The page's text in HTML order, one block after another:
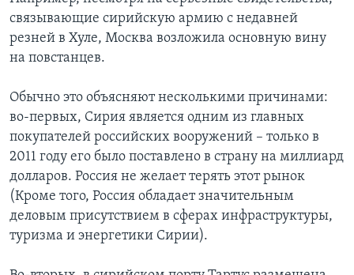
связывающие сирийскую армию с недавней
резней в Хуле, Москва возложила основную вину
на повстанцев.
Обычно это объясняют несколькими причинами:
во-первых, Сирия является одним из главных
покупателей российских вооружений – только в
2011 году его было поставлено в страну на миллиард
долларов. Россия не желает терять этот рынок
(Кроме того, Россия обладает значительным
деловым присутствием в сферах инфраструктуры,
туризма и энергетики Сирии).